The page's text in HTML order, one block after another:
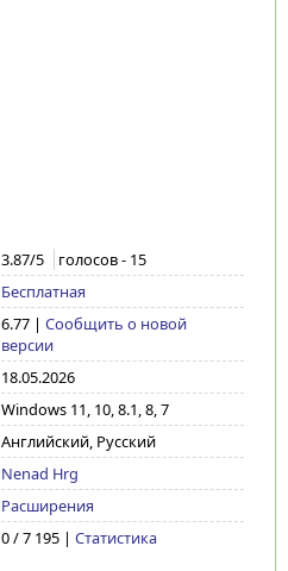
3.87/5 голосов - 15
Бесплатная
6.77| Сообщить о новой
версии
18.05.2026
Windows 11, 10, 8.1, 8, 7
Английский, Русский
Nenad Hrg
Расширения
0 / 7 195 | Статистика